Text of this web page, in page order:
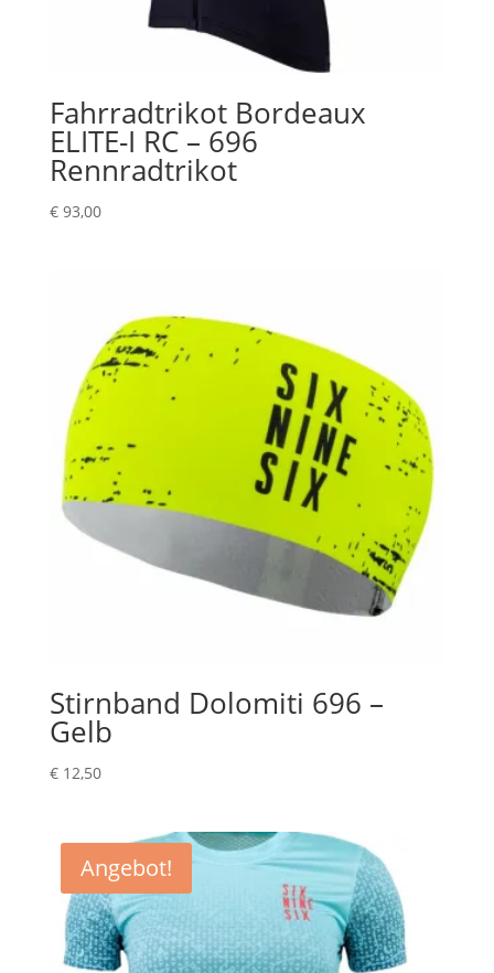
Fahrradtrikot Bordeaux
ELITE-I RC – 696
Rennradtrikot
€93,00
Stirnband Dolomiti 696 –
Gelb
€12,50
Angebot!